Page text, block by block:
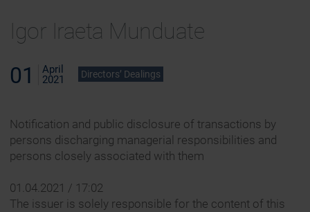
Igor Iraeta Munduate
01
April
2021
Directors’ Dealings
Notification and public disclosure of transactions by
persons discharging managerial responsibilities and
persons closely associated with them
01.04.2021 / 17:02
The issuer is solely responsible for the content of this